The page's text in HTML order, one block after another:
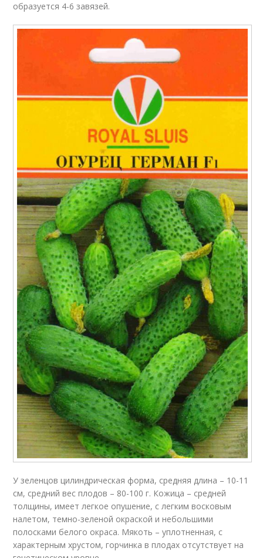
образуется 4-6 завязей.
У зеленцов цилиндрическая форма, средняя длина – 10-11
см, средний вес плодов – 80-100 г. Кожица – средней
толщины, имеет легкое опушение, с легким восковым
налетом, темно-зеленой окраской и небольшими
полосками белого окраса. Мякоть – уплотненная, с
характерным хрустом, горчинка в плодах отсутствует на